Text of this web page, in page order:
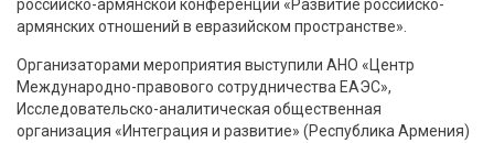
российско-армянской конференции «Развитие российско-
армянских отношений в евразийском пространстве».
Организаторами мероприятия выступили АНО «Центр
Международно-правового сотрудничества ЕАЭС»,
Исследовательско-аналитическая общественная
организация «Интеграция и развитие» (Республика Армения)